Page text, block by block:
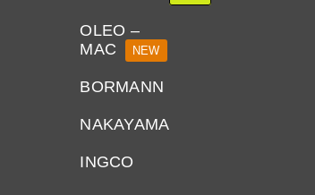
OLEO –
MAC
NEW
BORMANN
NAKAYAMA
INGCO